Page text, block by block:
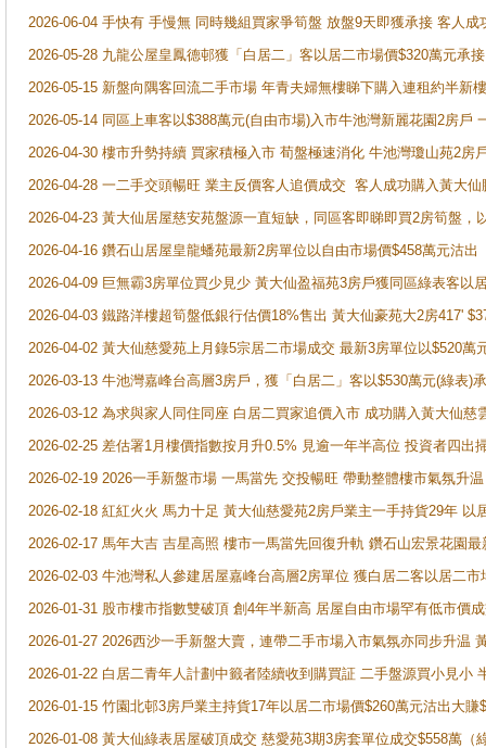
2026-06-04 手快有 手慢無 同時幾組買家爭筍盤 放盤9天即獲承接 客人
2026-05-28 九龍公屋皇鳳德邨獲「白居二」客以居二市場價$320萬元承接
2026-05-15 新盤向隅客回流二手市場 年青夫婦無樓睇下購入連租約半新
2026-05-14 同區上車客以$388萬元(自由市場)入市牛池灣新麗花園2房戶
2026-04-30 樓市升勢持續 買家積極入市 荀盤極速消化 牛池灣瓊山苑2房
2026-04-28 一二手交頭暢旺 業主反價客人追價成交 客人成功購入黃大
2026-04-23 黃大仙居屋慈安苑盤源一直短缺，同區客即睇即買2房筍盤，
2026-04-16 鑽石山居屋皇龍蟠苑最新2房單位以自由市場價$458萬元沽出
2026-04-09 巨無霸3房單位買少見少 黃大仙盈福苑3房戶獲同區綠表客以
2026-04-03 鐵路洋樓超筍盤低銀行估價18%售出 黃大仙豪苑大2房417'
2026-04-02 黃大仙慈愛苑上月錄5宗居二市場成交 最新3房單位以$520萬
2026-03-13 牛池灣嘉峰台高層3房戶，獲「白居二」客以$530萬元(綠表)
2026-03-12 為求與家人同住同座 白居二買家追價入市 成功購入黃大仙
2026-02-25 差估署1月樓價指數按月升0.5% 見逾一年半高位 投資者四
2026-02-19 2026一手新盤市場 一馬當先 交投暢旺 帶動整體樓市氣氛升
2026-02-18 紅紅火火 馬力十足 黃大仙慈愛苑2房戶業主一手持貨29年 以
2026-02-17 馬年大吉 吉星高照 樓市一馬當先回復升軌 鑽石山宏景花園
2026-02-03 牛池灣私人參建居屋嘉峰台高層2房單位 獲白居二客以居二市
2026-01-31 股市樓市指數雙破頂 創4年半新高 居屋自由市場罕有低市價
2026-01-27 2026西沙一手新盤大賣，連帶二手市場入市氣氛亦同步升温
2026-01-22 白居二青年人計劃中籤者陸續收到購買証 二手盤源買小見小
2026-01-15 竹園北邨3房戶業主持貨17年以居二市場價$260萬元沽出大賺
2026-01-08 黃大仙綠表居屋破頂成交 慈愛苑3期3房套單位成交$558萬（